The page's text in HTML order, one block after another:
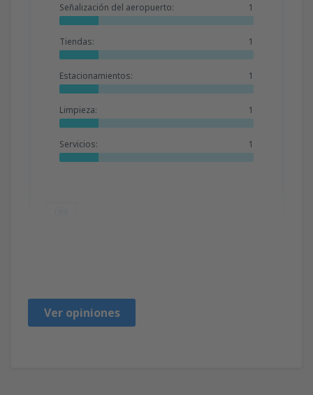
Señalización del aeropuerto: 1
Tiendas: 1
Estacionamientos: 1
Limpieza: 1
Servicios: 1
Ver opiniones